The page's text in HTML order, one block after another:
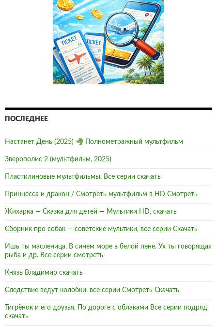
ПОСЛЕДНЕЕ
Настанет День (2025) Полнометражный мультфильм
Зверополис 2 (мультфильм, 2025)
Пластилиновые мультфильмы, Все серии скачать
Принцесса и дракон / Смотреть мультфильм в HD Смотреть
Жихарка — Сказка для детей — Мультики HD, скачать
Сборник про собак — советские мультики, все серии Скачать
Ишь ты масленица, В синем море в белой пене. Ух ты говорящая
рыба и др. Все серии смотреть
Князь Владимир скачать
Следствие ведут колобки, все серии Смотреть Скачать
Тигрёнок и его друзья, По дороге с облаками Все серии подряд
скачать